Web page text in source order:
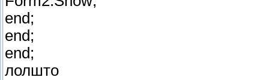
end;
end;
end;
лолшто